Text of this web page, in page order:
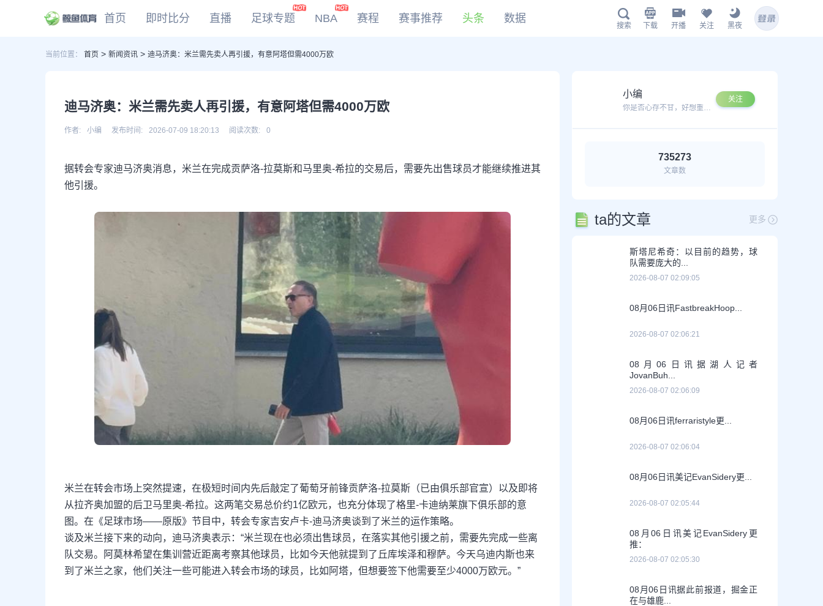
首页 即时比分
足球 比分
电竞比分
欧冠
德甲
NBA
NCAA
DOTA2
KOG
直播
CBA
DOTA2
KOG
足球专题 NBA 赛程 赛事推荐
足球推荐
头条
头条
数据
足球资料库
搜索 下载 开播 关注 黑夜
当前位置： 首页 > 新闻资讯 > 迪马济奥：米兰需先卖人再引援，有意阿塔但需4000万欧
迪马济奥：米兰需先卖人再引援，有意阿塔但需4000万欧
作者: 小编 发布时间: 2026-07-09 18:20:13 阅读次数: 0
据转会专家迪马济奥消息，米兰在完成贡萨洛-拉莫斯和马里奥-希拉的交易后，需要先出售球员才能继续推进其
他引援。
米兰在转会市场上突然提速，在极短时间内先后敲定了葡萄牙前锋贡萨洛-拉莫斯（已由俱乐部官宣）以及即将
从拉齐奥加盟的后卫马里奥-希拉。这两笔交易总价约1亿欧元，也充分体现了格里-卡迪纳莱旗下俱乐部的意
图。在《足球市场——原版》节目中，转会专家吉安卢卡-迪马济奥谈到了米兰的运作策略。
谈及米兰接下来的动向，迪马济奥表示：“米兰现在也必须出售球员，在落实其他引援之前，需要先完成一些离
队交易。阿莫林希望在集训营近距离考察其他球员，比如今天他就提到了丘库埃泽和穆萨。今天乌迪内斯也来
到了米兰之家，他们关注一些可能进入转会市场的球员，比如阿塔，但想要签下他需要至少4000万欧元。”
小编
关注
你是否心存不甘，好想重新再次搏杀一番？
735273
文章数
ta的文章 更多
斯塔尼希奇：以目前的趋势，球
队需要庞大的...
2026-08-07 02:09:05
08月06日讯FastbreakHoop...
2026-08-07 02:06:21
08月06日讯据湖人记者
JovanBuh...
2026-08-07 02:06:09
08月06日讯ferraristyle更...
2026-08-07 02:06:04
08月06日讯美记EvanSidery更...
2026-08-07 02:05:44
08月06日讯美记EvanSidery更
推：
2026-08-07 02:05:30
08月06日讯据此前报道，掘金正
在与雄鹿...